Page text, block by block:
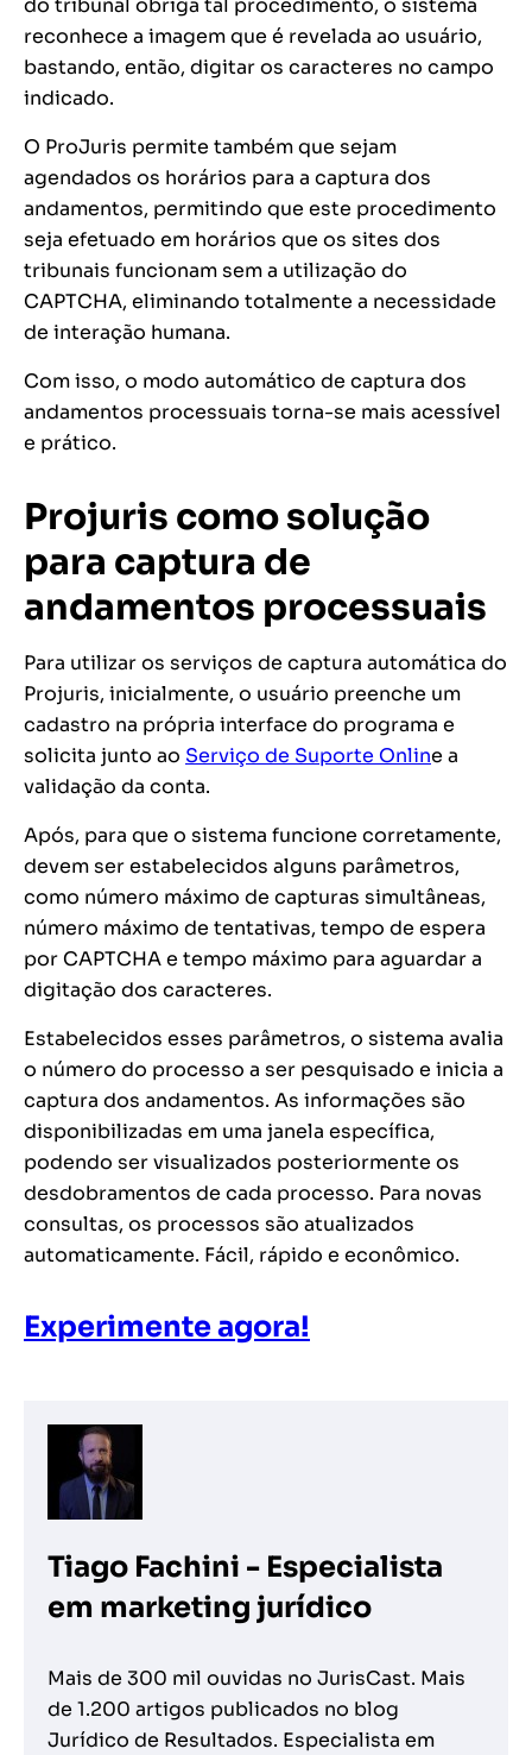
do tribunal obriga tal procedimento, o sistema
reconhece a imagem que é revelada ao usuário,
bastando, então, digitar os caracteres no campo
indicado.
O ProJuris permite também que sejam
agendados os horários para a captura dos
andamentos, permitindo que este procedimento
seja efetuado em horários que os sites dos
tribunais funcionam sem a utilização do
CAPTCHA, eliminando totalmente a necessidade
de interação humana.
Com isso, o modo automático de captura dos
andamentos processuais torna-se mais acessível
e prático.
Projuris como solução
para captura de
andamentos processuais
Para utilizar os serviços de captura automática do
Projuris, inicialmente, o usuário preenche um
cadastro na própria interface do programa e
solicita junto ao Serviço de Suporte Online a
validação da conta.
Após, para que o sistema funcione corretamente,
devem ser estabelecidos alguns parâmetros,
como número máximo de capturas simultâneas,
número máximo de tentativas, tempo de espera
por CAPTCHA e tempo máximo para aguardar a
digitação dos caracteres.
Estabelecidos esses parâmetros, o sistema avalia
o número do processo a ser pesquisado e inicia a
captura dos andamentos. As informações são
disponibilizadas em uma janela específica,
podendo ser visualizados posteriormente os
desdobramentos de cada processo. Para novas
consultas, os processos são atualizados
automaticamente. Fácil, rápido e econômico.
Experimente agora!
Tiago Fachini - Especialista
em marketing jurídico
Mais de 300 mil ouvidas no JurisCast. Mais
de 1.200 artigos publicados no blog
Jurídico de Resultados. Especialista em